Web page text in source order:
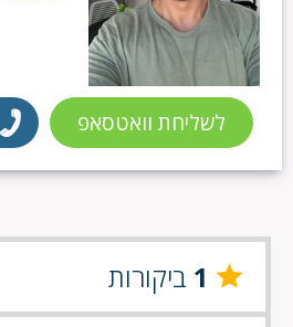
לשליחת וואטסאפ
1 ביקורות